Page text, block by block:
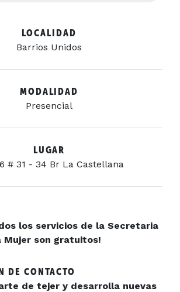
LOCALIDAD
Barrios Unidos
MODALIDAD
Presencial
LUGAR
# 31 - 34 Br La Castellana
los servicios de la Secretaria
Mujer son gratuitos!
DE CONTACTO
de tejer y desarrolla nuevas